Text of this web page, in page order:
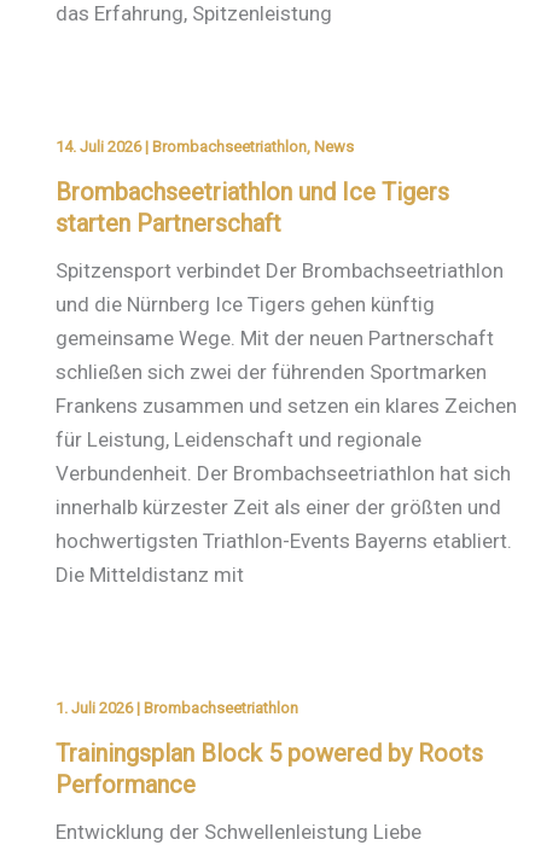
das Erfahrung, Spitzenleistung
14. Juli 2026 | Brombachseetriathlon, News
Brombachseetriathlon und Ice Tigers
starten Partnerschaft
Spitzensport verbindet Der Brombachseetriathlon
und die Nürnberg Ice Tigers gehen künftig
gemeinsame Wege. Mit der neuen Partnerschaft
schließen sich zwei der führenden Sportmarken
Frankens zusammen und setzen ein klares Zeichen
für Leistung, Leidenschaft und regionale
Verbundenheit. Der Brombachseetriathlon hat sich
innerhalb kürzester Zeit als einer der größten und
hochwertigsten Triathlon-Events Bayerns etabliert.
Die Mitteldistanz mit
1. Juli 2026 | Brombachseetriathlon
Trainingsplan Block 5 powered by Roots
Performance
Entwicklung der Schwellenleistung Liebe